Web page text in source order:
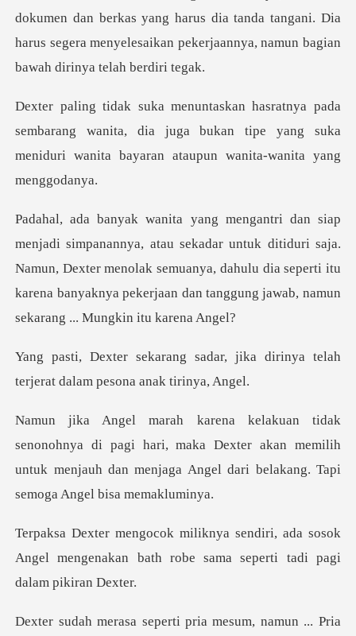
kas yang harus dia tanda tangani. Dia
harus segera menyelesaik
mbarang wanita, dia juga bukan tipe yang suka
meniduri
untuk ditiduri saja.
Namun, Dexter menolak semuanya, dahulu dia seperti itu
karena
r, jika dirinya telah
terjerat d
pagi hari, maka Dexter akan memilih
untuk menjauh dan menja
, ada sosok
Angel mengenakan bath robe sa
. Pria